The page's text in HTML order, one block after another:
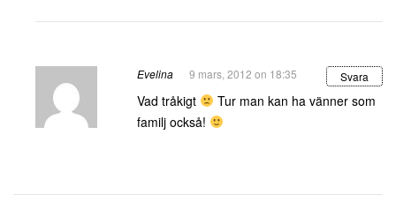
Evelina 9 mars, 2012 on 18:35 Svara
Vad tråkigt
Tur man kan ha vänner som
familj också!